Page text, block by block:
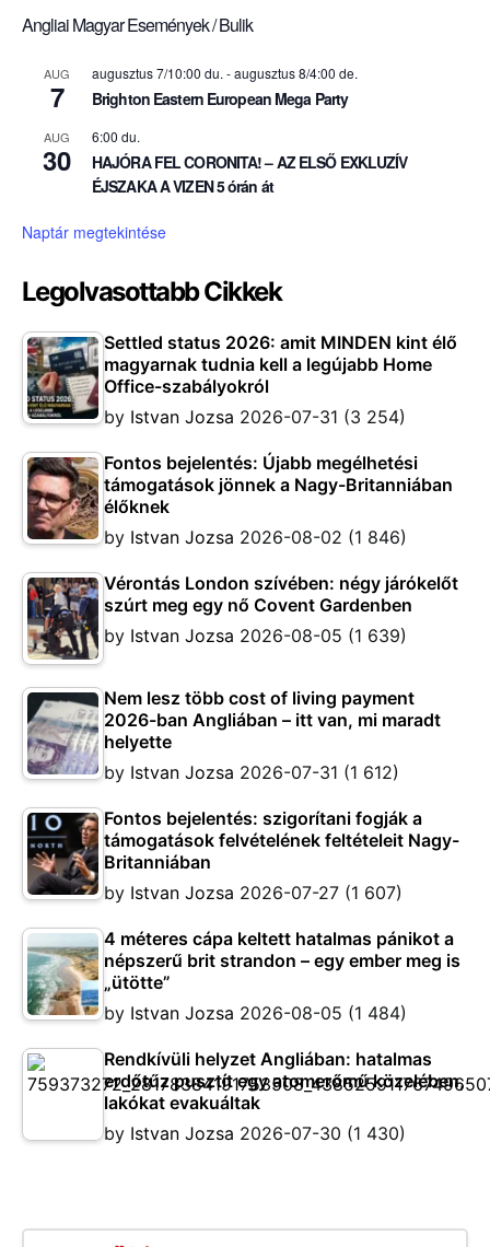
Angliai Magyar Események / Bulik
AUG
7
augusztus 7/10:00 du. -augusztus 8/4:00 de.
Brighton Eastern European Mega Party
AUG
30
6:00 du.
HAJÓRA FEL CORONITA! – AZ ELSŐ EXKLUZÍV
ÉJSZAKA A VIZEN 5 órán át
Naptár megtekintése
Legolvasottabb Cikkek
Settled status 2026: amit MINDEN kint élő
magyarnak tudnia kell a legújabb Home
Office-szabályokról
by Istvan Jozsa 2026-07-31 (3 254)
Fontos bejelentés: Újabb megélhetési
támogatások jönnek a Nagy-Britanniában
élőknek
by Istvan Jozsa 2026-08-02 (1 846)
Vérontás London szívében: négy járókelőt
szúrt meg egy nő Covent Gardenben
by Istvan Jozsa 2026-08-05 (1 639)
Nem lesz több cost of living payment
2026-ban Angliában – itt van, mi maradt
helyette
by Istvan Jozsa 2026-07-31 (1 612)
Fontos bejelentés: szigorítani fogják a
támogatások felvételének feltételeit Nagy-
Britanniában
by Istvan Jozsa 2026-07-27 (1 607)
4 méteres cápa keltett hatalmas pánikot a
népszerű brit strandon – egy ember meg is
„ütötte”
by Istvan Jozsa 2026-08-05 (1 484)
Rendkívüli helyzet Angliában: hatalmas
erdőtűz pusztít egy atomerőmű közelében,
lakókat evakuáltak
by Istvan Jozsa 2026-07-30 (1 430)